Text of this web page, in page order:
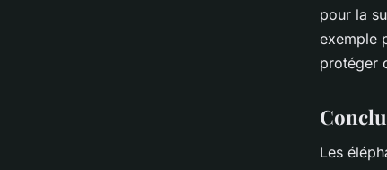
pour la
exemple
protéger
Les